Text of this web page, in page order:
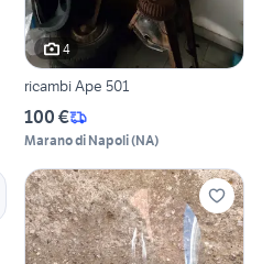
4
ricambi Ape 501
100 €
Marano di Napoli(NA)